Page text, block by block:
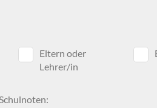
Eltern oder
Lehrer/in